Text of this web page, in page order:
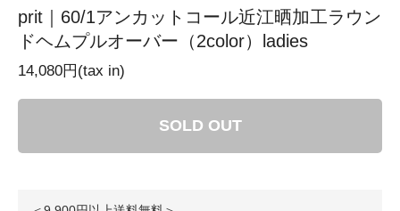
prit｜60/1アンカットコール近江晒加工ラウン
ドヘムプルオーバー（2color）ladies
14,080円(tax in)
SOLD OUT